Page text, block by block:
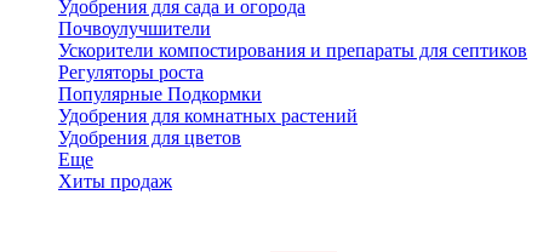
Удобрения для сада и огорода
Почвоулучшители
Ускорители компостирования и препараты для септиков
Регуляторы роста
Популярные Подкормки
Удобрения для комнатных растений
Удобрения для цветов
Еще
Хиты продаж